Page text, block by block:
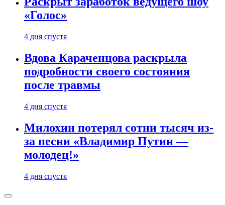
«Голос»
4 дня спустя
Вдова Караченцова раскрыла
подробности своего состояния
после травмы
4 дня спустя
Милохин потерял сотни тысяч из-
за песни «Владимир Путин —
молодец!»
4 дня спустя